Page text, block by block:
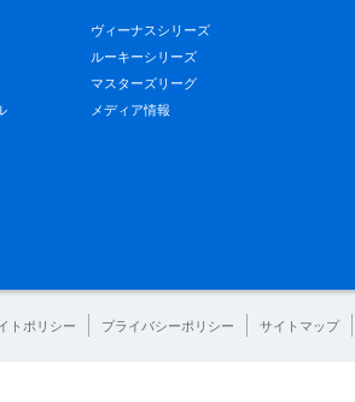
ヴィーナスシリーズ
ルーキーシリーズ
マスターズリーグ
メディア情報
トポリシー プライバシーポリシー サイトマップ